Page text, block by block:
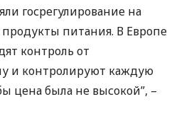
госрегулирование на
питания. В Европе
контроль от
и контролируют каждую
цена была не высокой”, –